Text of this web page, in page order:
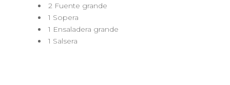
2 Fuente grande
1 Sopera
1 Ensaladera grande
1 Salsera